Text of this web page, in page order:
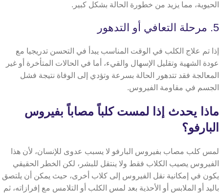
الحيوية، مما يزيد من خطورة الحالة بشكل كبير.
5. مرحلة التعافي أو التدهور
إذا تم علاج الكلب في الوقت المناسب يبدأ في التحسن تدريجيا مع
عودة الشهية وتقليل الإسهال والقيء، أما في الحالات المتأخرة أو غير
المعالجة فقد تتدهور الحالة بسرعة وتؤدي إلى الوفاة نتيجة فشل
الجسم في مقاومة الفيروس.
ماذا يحدث إذا لمست كلباً مصاباً بفيروس
البارفو؟
لمس كلب مصاب بفيروس البارفو لا يسبب عدوى للإنسان، لأن هذا
الفيروس يصيب الكلاب فقط ولا ينتقل للبشر، لكن الخطر الحقيقي
يكون في إمكانية نقل الفيروس إلى كلاب أخرى، حيث يمكن أن يلتصق
باليد أو الملابس أو الأحذية بعد لمس الكلب أو التلامس مع إفرازاته، ثم